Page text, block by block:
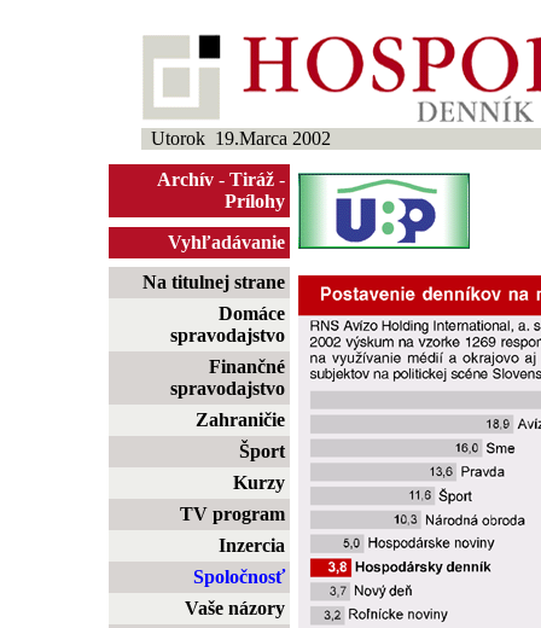
Utorok 19.Marca 2002
Archív - Tiráž -
Prílohy
Vyhľadávanie
Na titulnej strane
Domáce
spravodajstvo
Finančné
spravodajstvo
Zahraničie
Šport
Kurzy
TV program
Inzercia
Spoločnosť
Vaše názory